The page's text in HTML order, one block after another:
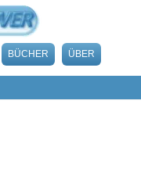
BÜCHER ÜBER